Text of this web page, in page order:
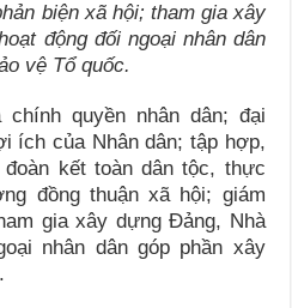
biện xã hội; tham gia xây
động đối ngoại nhân dân
vệ Tổ quốc.
quyền nhân dân; đại
ích của Nhân dân; tập hợp,
kết toàn dân tộc, thực
đồng thuận xã hội; giám
gia xây dựng Đảng, Nhà
nhân dân góp phần xây